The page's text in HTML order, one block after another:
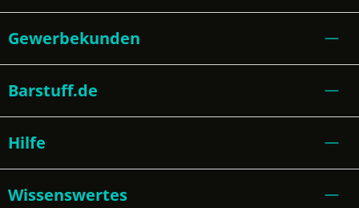
Gewerbekunden
Barstuff.de
Hilfe
Wissenswertes